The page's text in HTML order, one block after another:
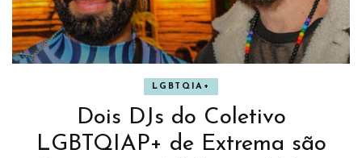
LGBTQIA+
Dois DJs do Coletivo
LGBTQIAP+ de Extrema são